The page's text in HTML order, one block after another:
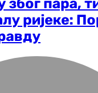
пара,
ријеке: